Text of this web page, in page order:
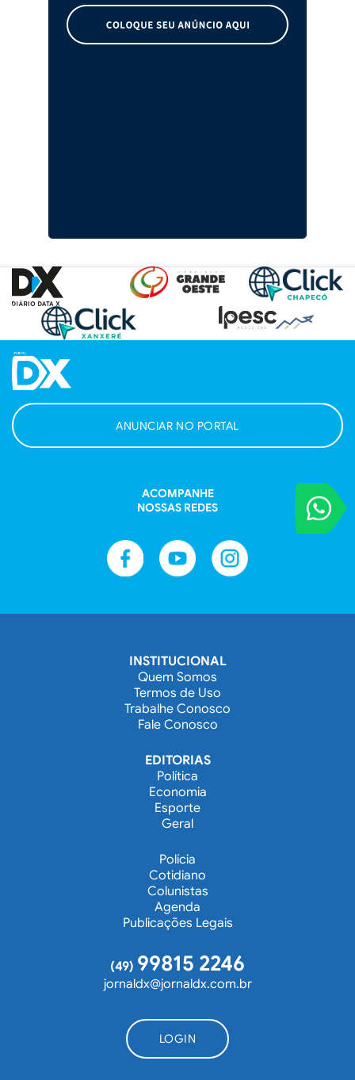
VOCÊ
Entre em
ANUNCIAR NO PORTAL
ACOMPANHE
NOSSAS REDES
INSTITUCIONAL
Quem Somos
Termos de Uso
Trabalhe Conosco
Fale Conosco
EDITORIAS
Política
Economia
Esporte
Geral
Polícia
Cotidiano
Colunistas
Agenda
Publicações Legais
(49) 99815 2246
jornaldx@jornaldx.com.br
LOGIN